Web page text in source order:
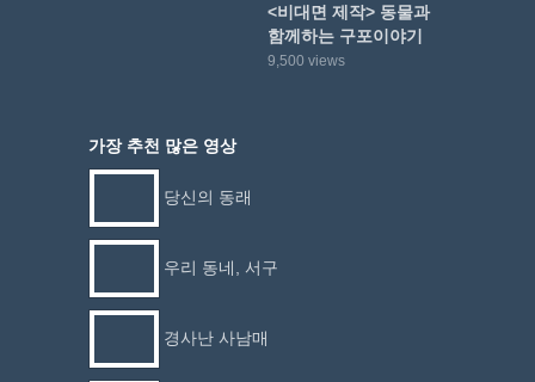
<비대면 제작> 동물과
함께하는 구포이야기
9,500 views
가장 추천 많은 영상
당신의 동래
우리 동네, 서구
경사난 사남매